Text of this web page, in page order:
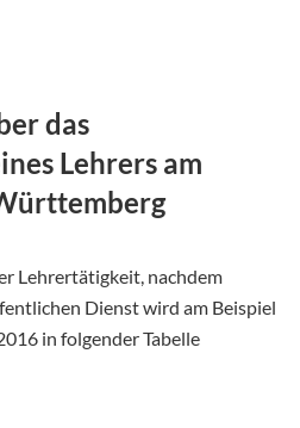
das
Lehrers am
Lehrertätigkeit, nachdem
Dienst wird am Beispiel
in folgender Tabelle